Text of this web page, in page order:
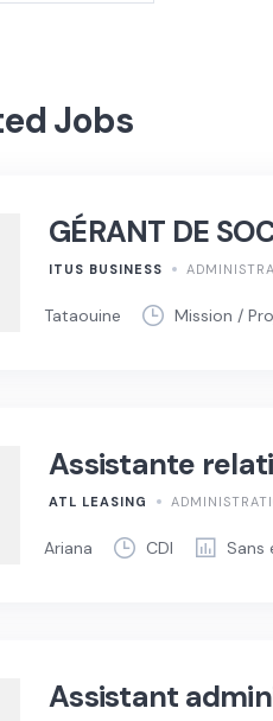
Jobs
GÉRANT DE
ITUS BUSINESS
Tataouine Mission /
Assistante
ATL LEASING
Ariana CDI Sans
Assistant